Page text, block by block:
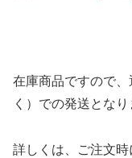
在庫商品ですので
く）での発送となり
詳しくは、ご注文時